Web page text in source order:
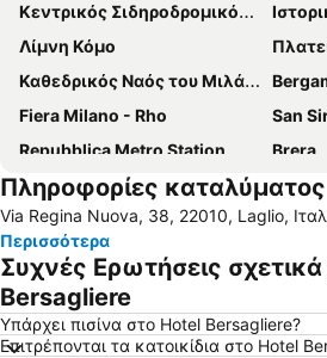
Κεντρικός Σιδηροδρομικός Σταθμός του Μιλάνου
Λίμνη Κόμο
Καθεδρικός Ναός του Μιλάνου
Fiera Milano - Rho
San
Repubblica Metro Station
Brera
San Siro Stadio Metro Station
Silvio
Navigli
Stazione di Bergamo
Αεροδρόμιο Λινατε Μιλάνο
Εθνικό Αυτοκινητοδρόμιο της Μόντζα
Πληροφορίες καταλύματος
Via Regina Nuova, 38, 22010, Laglio,
Περισσότερα
Συχνές Ερωτήσεις
Bersagliere
Υπάρχει πισίνα στο Hotel Bersagliere?
Επιτρέπονται τα κατοικίδια στο Hotel